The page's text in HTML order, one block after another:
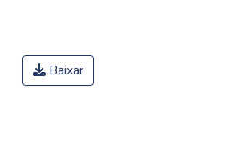
Baixar